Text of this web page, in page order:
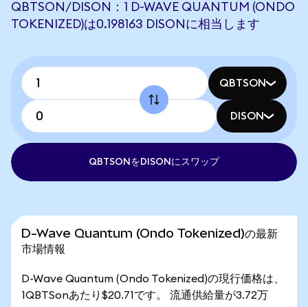
QBTSON/DISON：1 D-WAVE QUANTUM (ONDO
TOKENIZED)は0.198163 DISONに相当します
QBTSON
DISON
QBTSONをDISONにスワップ
D-Wave Quantum (Ondo Tokenized)の最新
市場情報
D-Wave Quantum (Ondo Tokenized)の現行価格は、
1QBTSonあたり$20.71です。 流通供給量が3.72万